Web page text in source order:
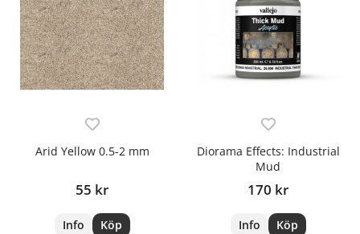
Arid Yellow 0.5-2 mm
55 kr
Info Köp
Diorama Effects: Industrial
Mud
170 kr
Info Köp